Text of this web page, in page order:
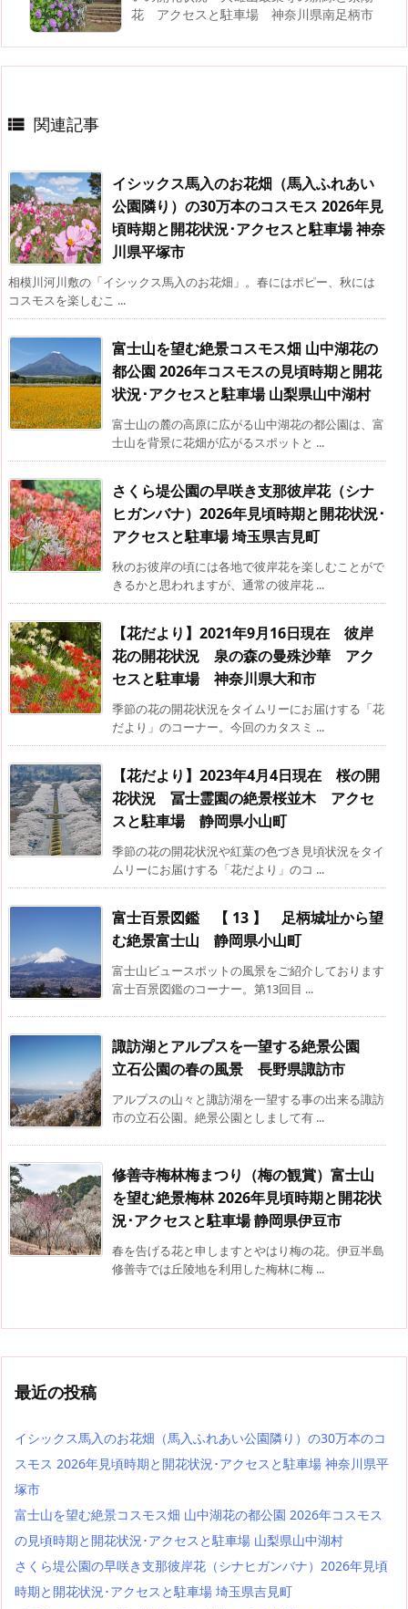
花 アクセスと駐車場 神奈川県南足柄市
 関連記事
イシックス馬入のお花畑（馬入ふれあい
公園隣り）の30万本のコスモス 2026年見
頃時期と開花状況･アクセスと駐車場 神奈
川県平塚市
相模川河川敷の「イシックス馬入のお花畑」。春にはポピー、秋には
コスモスを楽しむこ ...
富士山を望む絶景コスモス畑 山中湖花の
都公園 2026年コスモスの見頃時期と開花
状況･アクセスと駐車場 山梨県山中湖村
富士山の麓の高原に広がる山中湖花の都公園は、富
士山を背景に花畑が広がるスポットと ...
さくら堤公園の早咲き支那彼岸花（シナ
ヒガンバナ）2026年見頃時期と開花状況･
アクセスと駐車場 埼玉県吉見町
秋のお彼岸の頃には各地で彼岸花を楽しむことがで
きるかと思われますが、通常の彼岸花 ...
【花だより】2021年9月16日現在 彼岸
花の開花状況 泉の森の曼殊沙華 アク
セスと駐車場 神奈川県大和市
季節の花の開花状況をタイムリーにお届けする「花
だより」のコーナー。今回のカタスミ ...
【花だより】2023年4月4日現在 桜の開
花状況 冨士霊園の絶景桜並木 アクセ
スと駐車場 静岡県小山町
季節の花の開花状況や紅葉の色づき見頃状況をタイ
ムリーにお届けする「花だより」のコ ...
富士百景図鑑 【 13 】 足柄城址から望
む絶景富士山 静岡県小山町
富士山ビュースポットの風景をご紹介しております
富士百景図鑑のコーナー。第13回目 ...
諏訪湖とアルプスを一望する絶景公園
立石公園の春の風景 長野県諏訪市
アルプスの山々と諏訪湖を一望する事の出来る諏訪
市の立石公園。絶景公園としまして有 ...
修善寺梅林梅まつり（梅の観賞）富士山
を望む絶景梅林 2026年見頃時期と開花状
況･アクセスと駐車場 静岡県伊豆市
春を告げる花と申しますとやはり梅の花。伊豆半島
修善寺では丘陵地を利用した梅林に梅 ...
最近の投稿
イシックス馬入のお花畑（馬入ふれあい公園隣り）の30万本のコ
スモス 2026年見頃時期と開花状況･アクセスと駐車場 神奈川県平
塚市
富士山を望む絶景コスモス畑 山中湖花の都公園 2026年コスモス
の見頃時期と開花状況･アクセスと駐車場 山梨県山中湖村
さくら堤公園の早咲き支那彼岸花（シナヒガンバナ）2026年見頃
時期と開花状況･アクセスと駐車場 埼玉県吉見町